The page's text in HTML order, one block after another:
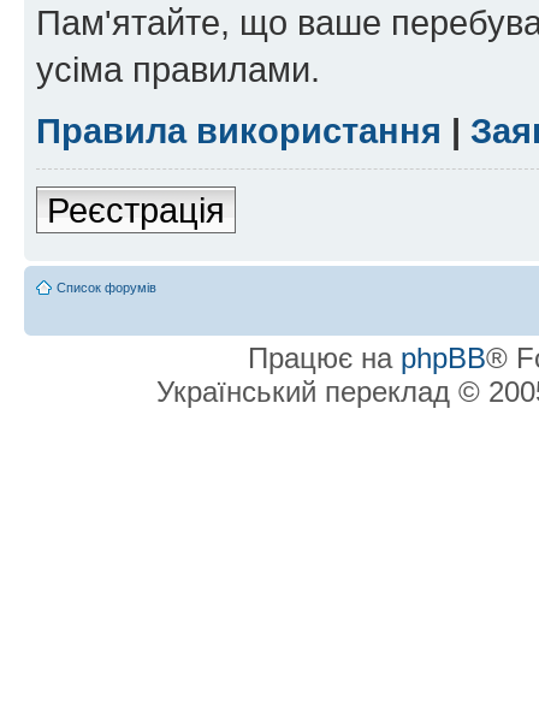
Пам'ятайте, що ваше
усіма правилами.
Правила використання |
Реєстрація
Список форумів
Працює на phpBB®
Український переклад ©